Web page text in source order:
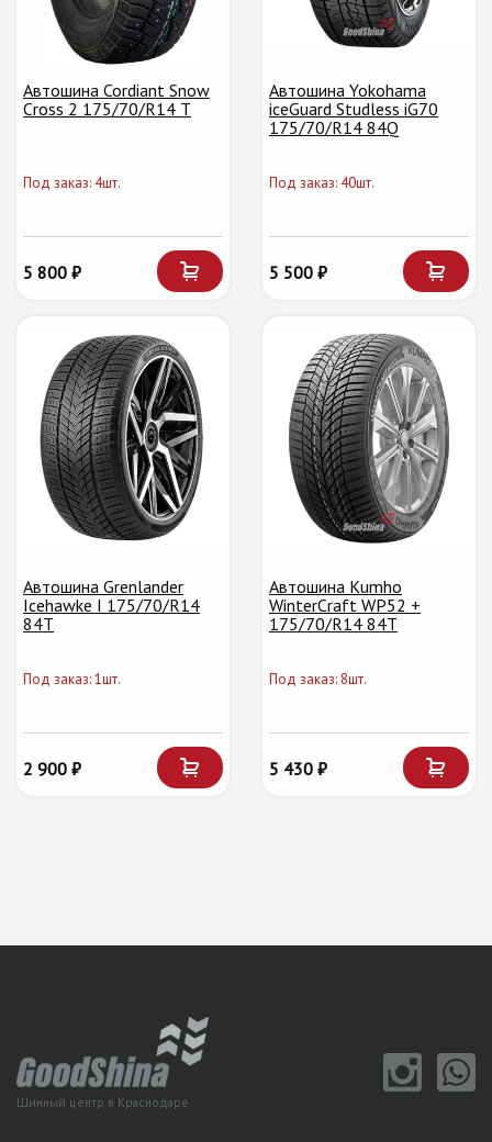
Автошина Cordiant Snow
Cross 2 175/70/R14 T
Под заказ: 4шт.
5 800 ₽
Автошина Yokohama
iceGuard Studless iG70
175/70/R14 84Q
Под заказ: 40шт.
5 500 ₽
Автошина Grenlander
Icehawke I 175/70/R14
84T
Под заказ: 1шт.
2 900 ₽
Автошина Kumho
WinterCraft WP52 +
175/70/R14 84T
Под заказ: 8шт.
5 430 ₽
Шинный центр в Краснодаре